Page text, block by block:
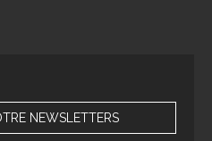
NEWSLETTERS